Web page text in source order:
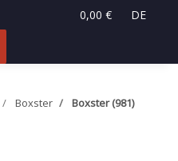
0,00 € DE
Boxster Boxster (981)